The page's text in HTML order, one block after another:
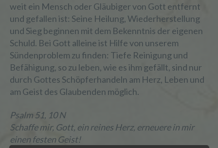
weit ein Mensch oder Gläubiger von Gott entfernt
und gefallen ist: Seine Heilung, Wiederherstellung
und Sieg beginnen mit dem Bekenntnis der eigenen
Schuld. Bei Gott alleine ist Hilfe von unserem
Sündenproblem zu finden: Tiefe Reinigung und
Befähigung, so zu leben, wie es ihm gefällt, sind nur
durch Gottes Schöpferhandeln am Herz, Leben und
am Geist des Glaubenden möglich.
Psalm 51, 10 N
Schaffe mir, Gott, ein reines Herz, erneuere in mir
einen festen Geist!